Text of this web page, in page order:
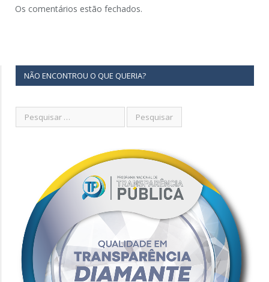
Os comentários estão fechados.
NÃO ENCONTROU O QUE QUERIA?